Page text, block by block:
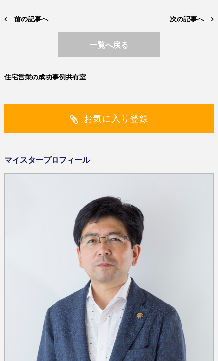
前の記事へ 次の記事へ
一覧へ戻る
住宅営業の成功事例共有室
お気に入り登録
マイスタープロフィール